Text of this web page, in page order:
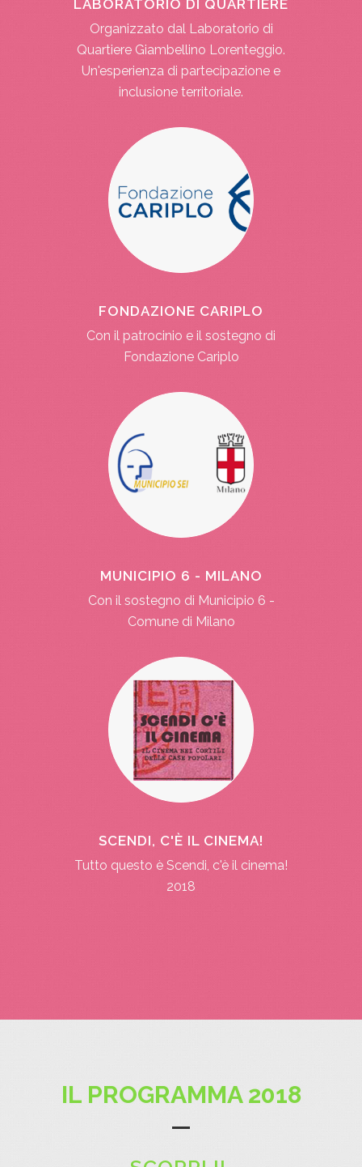
LABORATORIO DI QUARTIERE
Organizzato dal Laboratorio di
Quartiere Giambellino Lorenteggio.
Un'esperienza di partecipazione e
inclusione territoriale.
FONDAZIONE CARIPLO
Con il patrocinio e il sostegno di
Fondazione Cariplo
MUNICIPIO 6 - MILANO
Con il sostegno di Municipio 6 -
Comune di Milano
SCENDI, C'È IL CINEMA!
Tutto questo è Scendi, c'è il cinema!
2018
IL PROGRAMMA 2018